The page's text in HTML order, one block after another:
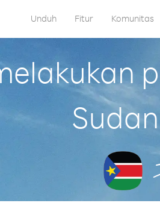
Unduh Fitur Komunitas